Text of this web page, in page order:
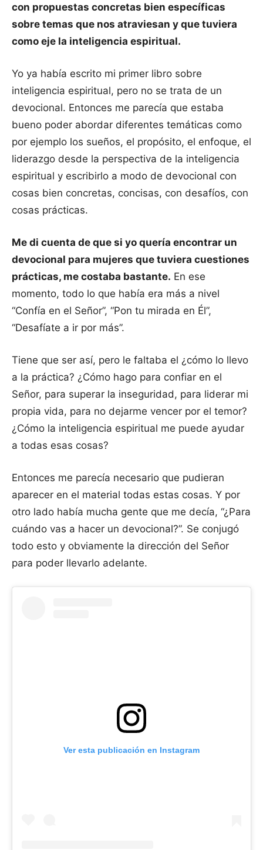
con propuestas concretas bien específicas
sobre temas que nos atraviesan y que tuviera
como eje la inteligencia espiritual.
Yo ya había escrito mi primer libro sobre
inteligencia espiritual, pero no se trata de un
devocional. Entonces me parecía que estaba
bueno poder abordar diferentes temáticas como
por ejemplo los sueños, el propósito, el enfoque, el
liderazgo desde la perspectiva de la inteligencia
espiritual y escribirlo a modo de devocional con
cosas bien concretas, concisas, con desafíos, con
cosas prácticas.
Me di cuenta de que si yo quería encontrar un
devocional para mujeres que tuviera cuestiones
prácticas, me costaba bastante. En ese
momento, todo lo que había era más a nivel
“Confía en el Señor”, “Pon tu mirada en Él”,
“Desafíate a ir por más”.
Tiene que ser así, pero le faltaba el ¿cómo lo llevo
a la práctica? ¿Cómo hago para confiar en el
Señor, para superar la inseguridad, para liderar mi
propia vida, para no dejarme vencer por el temor?
¿Cómo la inteligencia espiritual me puede ayudar
a todas esas cosas?
Entonces me parecía necesario que pudieran
aparecer en el material todas estas cosas. Y por
otro lado había mucha gente que me decía, “¿Para
cuándo vas a hacer un devocional?”. Se conjugó
todo esto y obviamente la dirección del Señor
para poder llevarlo adelante.
Ver esta publicación en Instagram